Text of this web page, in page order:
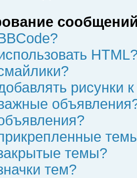
рисунки
темы?
тем?